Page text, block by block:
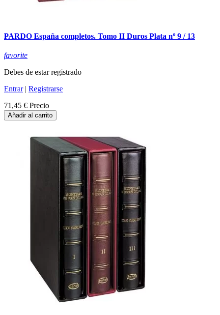
PARDO España completos. Tomo II Duros Plata nº 9 / 13
favorite
Debes de estar registrado
Entrar| Registrarse
71,45 € Precio
Añadir al carrito